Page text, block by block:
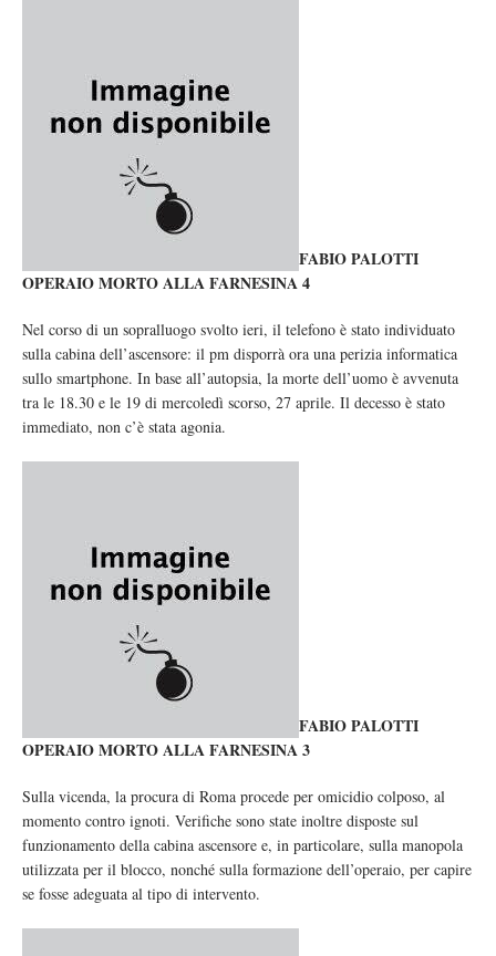
FABIO PALOTTI
OPERAIO MORTO ALLA FARNESINA 4
Nel corso di un sopralluogo svolto ieri, il telefono è stato individuato
sulla cabina dell’ascensore: il pm disporrà ora una perizia informatica
sullo smartphone. In base all’autopsia, la morte dell’uomo è avvenuta
tra le 18.30 e le 19 di mercoledì scorso, 27 aprile. Il decesso è stato
immediato, non c’è stata agonia.
FABIO PALOTTI
OPERAIO MORTO ALLA FARNESINA 3
Sulla vicenda, la procura di Roma procede per omicidio colposo, al
momento contro ignoti. Verifiche sono state inoltre disposte sul
funzionamento della cabina ascensore e, in particolare, sulla manopola
utilizzata per il blocco, nonché sulla formazione dell’operaio, per capire
se fosse adeguata al tipo di intervento.